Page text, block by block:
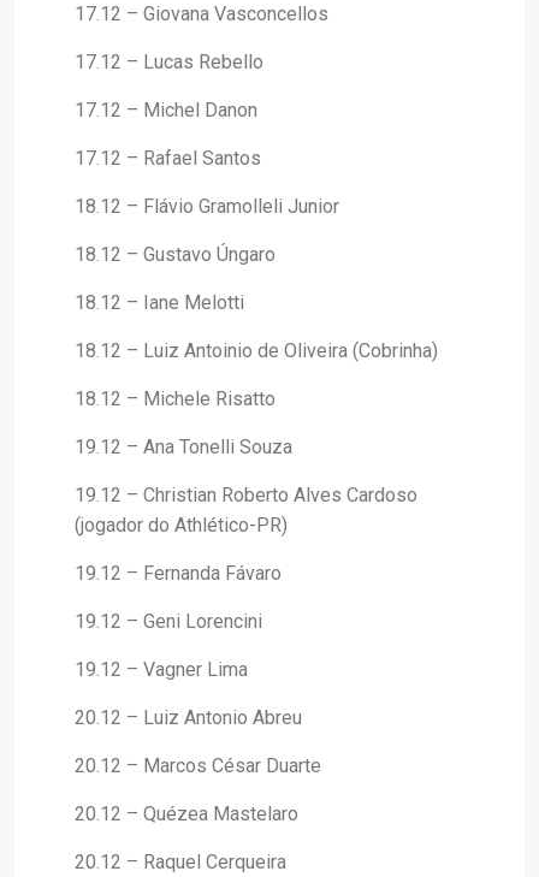
17.12 – Giovana Vasconcellos
17.12 – Lucas Rebello
17.12 – Michel Danon
17.12 – Rafael Santos
18.12 – Flávio Gramolleli Junior
18.12 – Gustavo Úngaro
18.12 – Iane Melotti
18.12 – Luiz Antoinio de Oliveira (Cobrinha)
18.12 – Michele Risatto
19.12 – Ana Tonelli Souza
19.12 – Christian Roberto Alves Cardoso
(jogador do Athlético-PR)
19.12 – Fernanda Fávaro
19.12 – Geni Lorencini
19.12 – Vagner Lima
20.12 – Luiz Antonio Abreu
20.12 – Marcos César Duarte
20.12 – Quézea Mastelaro
20.12 – Raquel Cerqueira